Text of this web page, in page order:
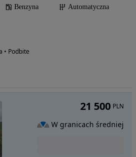
Benzyna
Automatyczna
• Podbite
21 500 PLN
W granicach średniej